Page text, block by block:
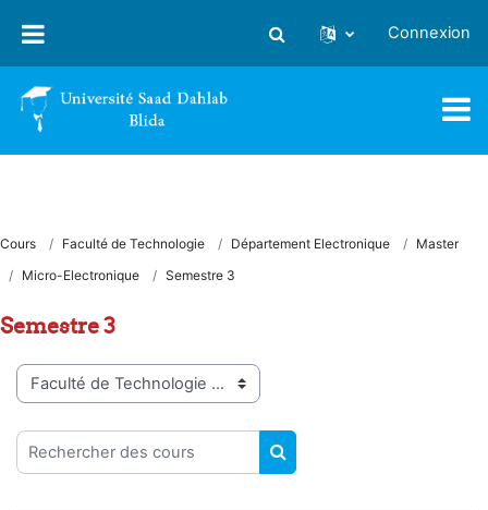
Activer/désactiver la saisie
Connexion
Cours Faculté de Technologie Département Electronique
Master
Micro-Electronique
Semestre 3
Semestre 3
Catégories de cours
Rechercher des cours
RECHERCHER DES